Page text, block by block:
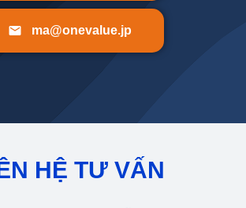
ma@onevalue.jp
HỆ TƯ VẤN